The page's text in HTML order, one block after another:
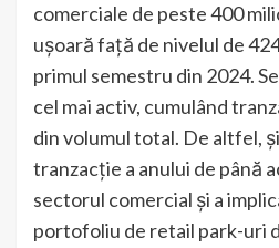
comerciale de peste 400
ușoară față de nivelul de
primul semestru din 2024.
cel mai activ, cumulând
din volumul total. De altfel,
tranzacție a anului de până
sectorul comercial și a
portofoliu de retail park-uri